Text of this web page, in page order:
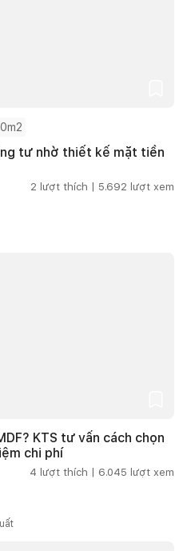
tư nhờ thiết kế mặt tiền
2 lượt thích | 5.692 lượt xem
KTS tư vấn cách chọn
chi phí
4 lượt thích | 6.045 lượt xem